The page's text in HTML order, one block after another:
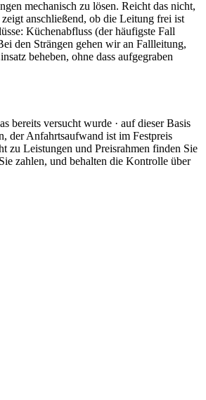
mechanisch zu lösen. Reicht das nicht,
anschließend, ob die Leitung frei ist
Küchenabfluss (der häufigste Fall
den Strängen gehen wir an Fallleitung,
beheben, ohne dass aufgegraben
bereits versucht wurde · auf dieser Basis
der Anfahrtsaufwand ist im Festpreis
zu Leistungen und Preisrahmen finden Sie
zahlen, und behalten die Kontrolle über